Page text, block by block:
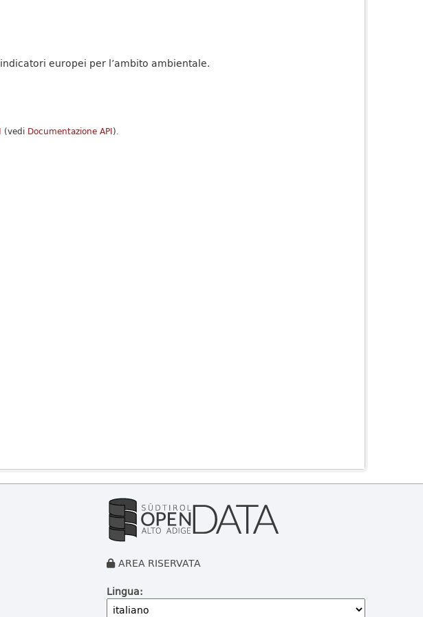
europei per l’ambito ambientale.
(vedi Documentazione API).
AREA RISERVATA
Lingua